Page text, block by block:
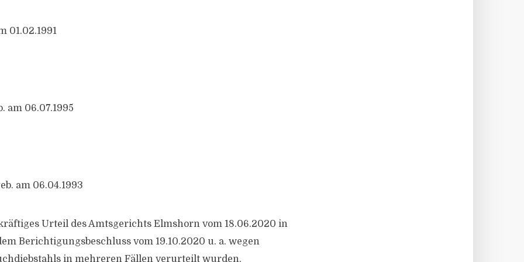
01.02.1991
am 06.07.1995
am 06.04.1993
Urteil des Amtsgerichts Elmshorn vom 18.06.2020 in
Berichtigungsbeschluss vom 19.10.2020 u. a. wegen
in mehreren Fällen verurteilt wurden.